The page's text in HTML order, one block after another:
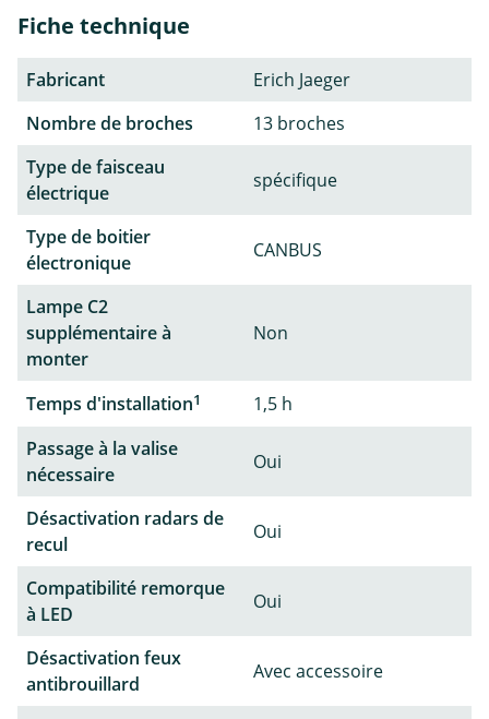
Fiche technique
Fabricant
Erich Jaeger
Nombre de broches
13 broches
Type de faisceau
électrique
spécifique
Type de boitier
électronique
CANBUS
Lampe C2
supplémentaire à
monter
Non
Temps d'installation1
1,5 h
Passage à la valise
nécessaire
Oui
Désactivation radars de
recul
Oui
Compatibilité remorque
à LED
Oui
Désactivation feux
antibrouillard
Avec accessoire